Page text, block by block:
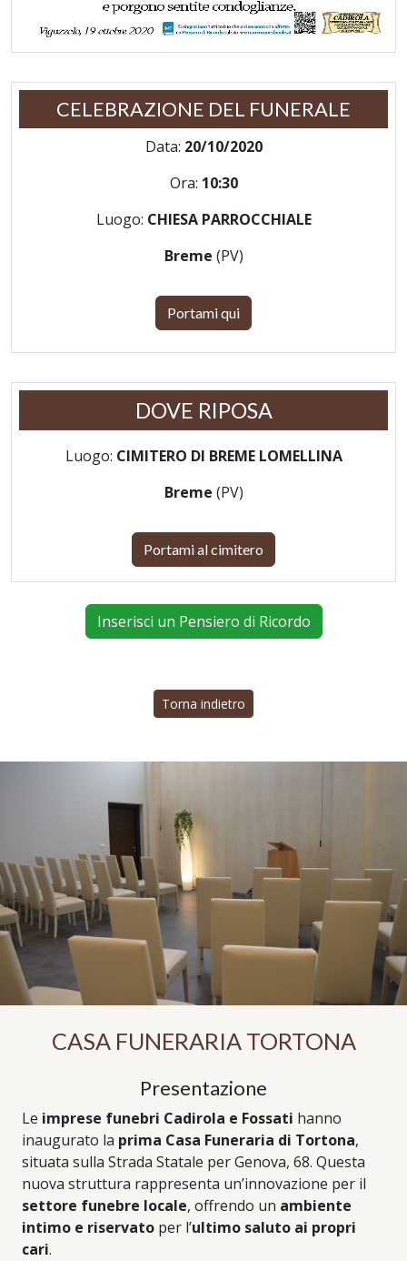
CELEBRAZIONE DEL FUNERALE
Data: 20/10/2020
Ora: 10:30
Luogo: CHIESA PARROCCHIALE
Breme (PV)
Portami qui
DOVE RIPOSA
Luogo: CIMITERO DI BREME LOMELLINA
Breme (PV)
Portami al cimitero
Inserisci un Pensiero di Ricordo
Torna indietro
CASA FUNERARIA TORTONA
Presentazione
Le imprese funebri Cadirola e Fossati hanno
inaugurato la prima Casa Funeraria di Tortona,
situata sulla Strada Statale per Genova, 68. Questa
nuova struttura rappresenta un’innovazione per il
settore funebre locale, offrendo un ambiente
intimo e riservato per l’ultimo saluto ai propri
cari.